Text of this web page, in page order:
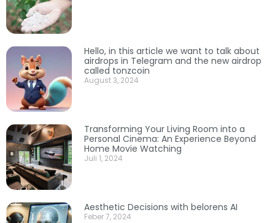
Hello, in this article we want to talk about
airdrops in Telegram and the new airdrop
called tonzcoin
August 3, 2024
Transforming Your Living Room into a
Personal Cinema: An Experience Beyond
Home Movie Watching
Juli 1, 2024
Aesthetic Decisions with belorens AI
Feber 7, 2024